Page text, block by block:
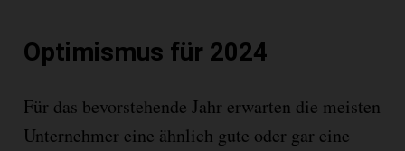
Optimismus für 2024
Für das bevorstehende Jahr erwarten die meisten
Unternehmer eine ähnlich gute oder gar eine